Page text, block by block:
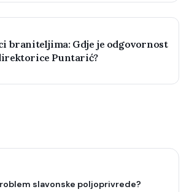
braniteljima: Gdje je odgovornost
Puntarić?
slavonske poljoprivrede?